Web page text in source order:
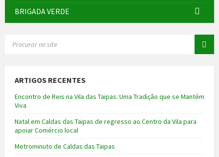
BRIGADA VERDE
ARTIGOS RECENTES
Encontro de Reis na Vila das Taipas: Uma Tradição que se Mantém
Viva
Natal em Caldas das Taipas de regresso ao Centro da Vila para
apoiar Comércio local
Metrominuto de Caldas das Taipas